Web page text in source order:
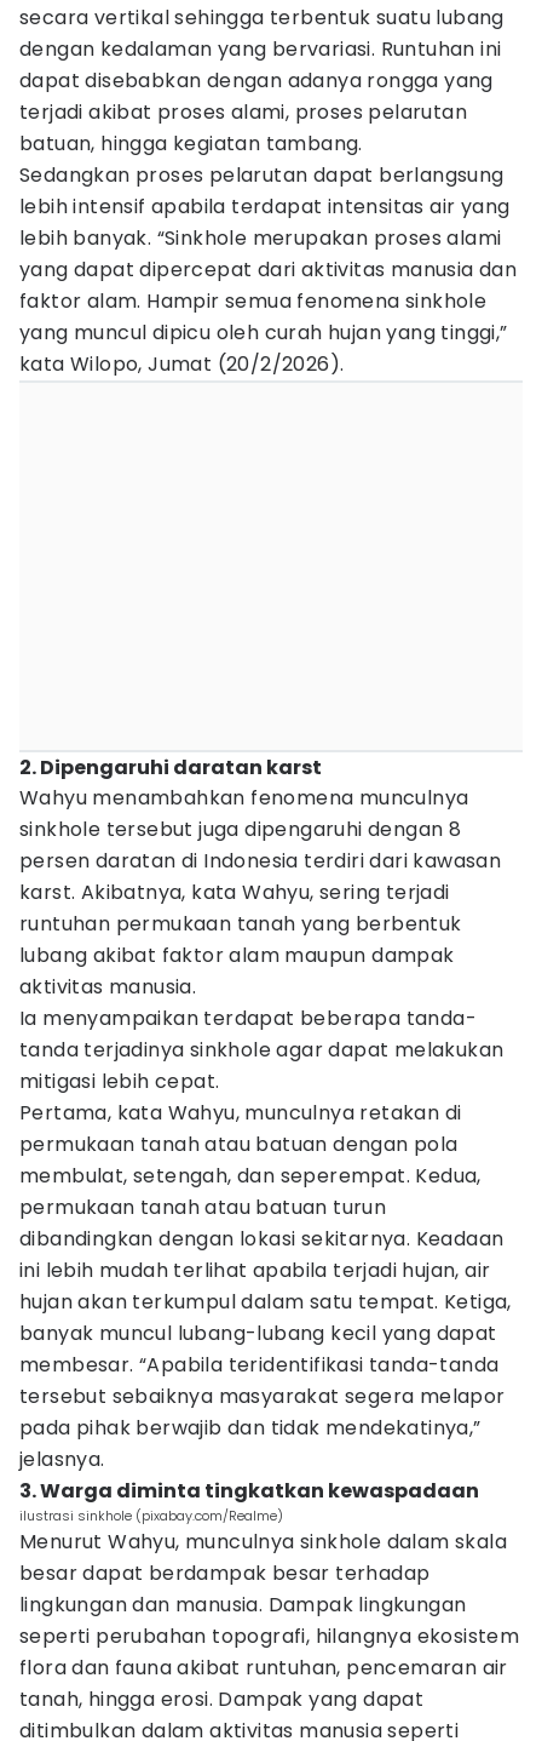
secara vertikal sehingga terbentuk suatu lubang
dengan kedalaman yang bervariasi. Runtuhan ini
dapat disebabkan dengan adanya rongga yang
terjadi akibat proses alami, proses pelarutan
batuan, hingga kegiatan tambang.
Sedangkan proses pelarutan dapat berlangsung
lebih intensif apabila terdapat intensitas air yang
lebih banyak. “Sinkhole merupakan proses alami
yang dapat dipercepat dari aktivitas manusia dan
faktor alam. Hampir semua fenomena sinkhole
yang muncul dipicu oleh curah hujan yang tinggi,”
kata Wilopo, Jumat (20/2/2026).
2. Dipengaruhi daratan karst
Wahyu menambahkan fenomena munculnya
sinkhole tersebut juga dipengaruhi dengan 8
persen daratan di Indonesia terdiri dari kawasan
karst. Akibatnya, kata Wahyu, sering terjadi
runtuhan permukaan tanah yang berbentuk
lubang akibat faktor alam maupun dampak
aktivitas manusia.
Ia menyampaikan terdapat beberapa tanda-
tanda terjadinya sinkhole agar dapat melakukan
mitigasi lebih cepat.
Pertama, kata Wahyu, munculnya retakan di
permukaan tanah atau batuan dengan pola
membulat, setengah, dan seperempat. Kedua,
permukaan tanah atau batuan turun
dibandingkan dengan lokasi sekitarnya. Keadaan
ini lebih mudah terlihat apabila terjadi hujan, air
hujan akan terkumpul dalam satu tempat. Ketiga,
banyak muncul lubang-lubang kecil yang dapat
membesar. “Apabila teridentifikasi tanda-tanda
tersebut sebaiknya masyarakat segera melapor
pada pihak berwajib dan tidak mendekatinya,”
jelasnya.
3. Warga diminta tingkatkan kewaspadaan
ilustrasi sinkhole (pixabay.com/Realme)
Menurut Wahyu, munculnya sinkhole dalam skala
besar dapat berdampak besar terhadap
lingkungan dan manusia. Dampak lingkungan
seperti perubahan topografi, hilangnya ekosistem
flora dan fauna akibat runtuhan, pencemaran air
tanah, hingga erosi. Dampak yang dapat
ditimbulkan dalam aktivitas manusia seperti